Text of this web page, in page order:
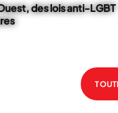
des lois anti-LGBT